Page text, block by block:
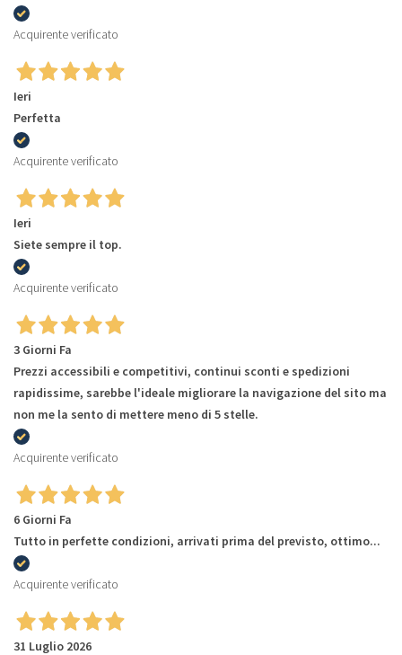
Acquirente verificato
Ieri
Perfetta
Acquirente verificato
Ieri
Siete sempre il top.
Acquirente verificato
3 Giorni Fa
Prezzi accessibili e competitivi, continui sconti e spedizioni
rapidissime, sarebbe l'ideale migliorare la navigazione del sito ma
non me la sento di mettere meno di 5 stelle.
Acquirente verificato
6 Giorni Fa
Tutto in perfette condizioni, arrivati prima del previsto, ottimo...
Acquirente verificato
31 Luglio 2026